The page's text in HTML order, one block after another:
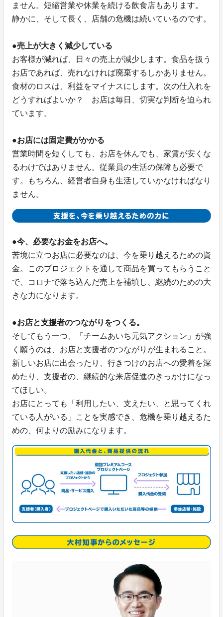
ません。短縮営業や休業を続ける飲食店もあります。
静かに、そして長く、店舗の危機は続いているのです。
●売上が大きく減少している
お客様が減れば、日々の売上が減少します。食品を扱う
お店であれば、売れなければ廃棄するしかありません。
食材のロスは、利益をマイナスにします。次の仕入れを
どうすればよいか？ お店は毎日、切実な判断を迫られ
ています。
●お店には固定費がかかる
営業時間を短くしても、お店を休んでも、家賃が安くな
るわけではありません。従業員の生活の保障も必要で
す。もちろん、経営者自身も生活していかなければなり
ません。
●今、必要なお金をお店へ。
苦境に立つお店に必要なのは、今を乗り越えるための資
金。このプロジェクトを通して商品を買ってもらうこと
で、コロナで落ち込んだ売上を補填し、継続のための大
きな力になります。
●お店と支援者のつながりをつくる。
そしてもう一つ、「チームあいち元気アクション」が強
く願うのは、お店と支援者のつながりが生まれること。
新しいお店に出会ったり、行きつけのお店への愛着を深
めたり、支援者の、継続的な来店促進のきっかけになっ
てほしい。
お店にとっても「利用したい、支えたい、と思ってくれ
ている人がいる」ことを実感でき、危機を乗り越えるた
めの、何よりの励みになります。